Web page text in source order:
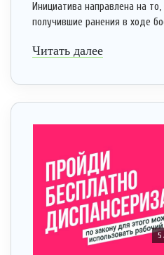
Инициатива направлена на
получившие ранения в ходе
Читать далее
5